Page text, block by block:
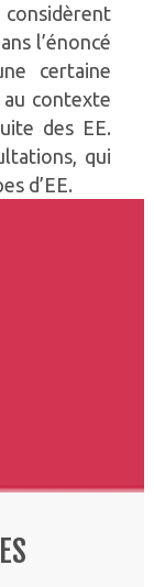
l’énoncé
certaine
contexte
des EE.
qui
d’EE.